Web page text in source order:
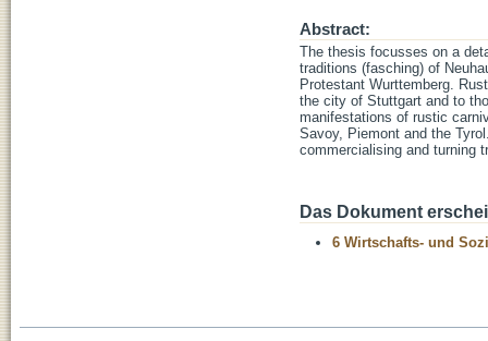
Abstract:
The thesis focusses on a
traditions (fasching) of
Protestant Wurttemberg.
the city of Stuttgart and to
manifestations of rustic
Savoy, Piemont and the
commercialising and turning
Das Dokument
6 Wirtschafts- und